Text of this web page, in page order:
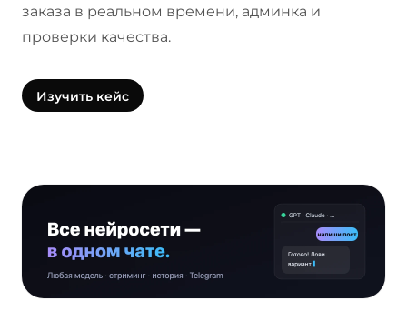
заказа в реальном времени, админка и
проверки качества.
Изучить кейс